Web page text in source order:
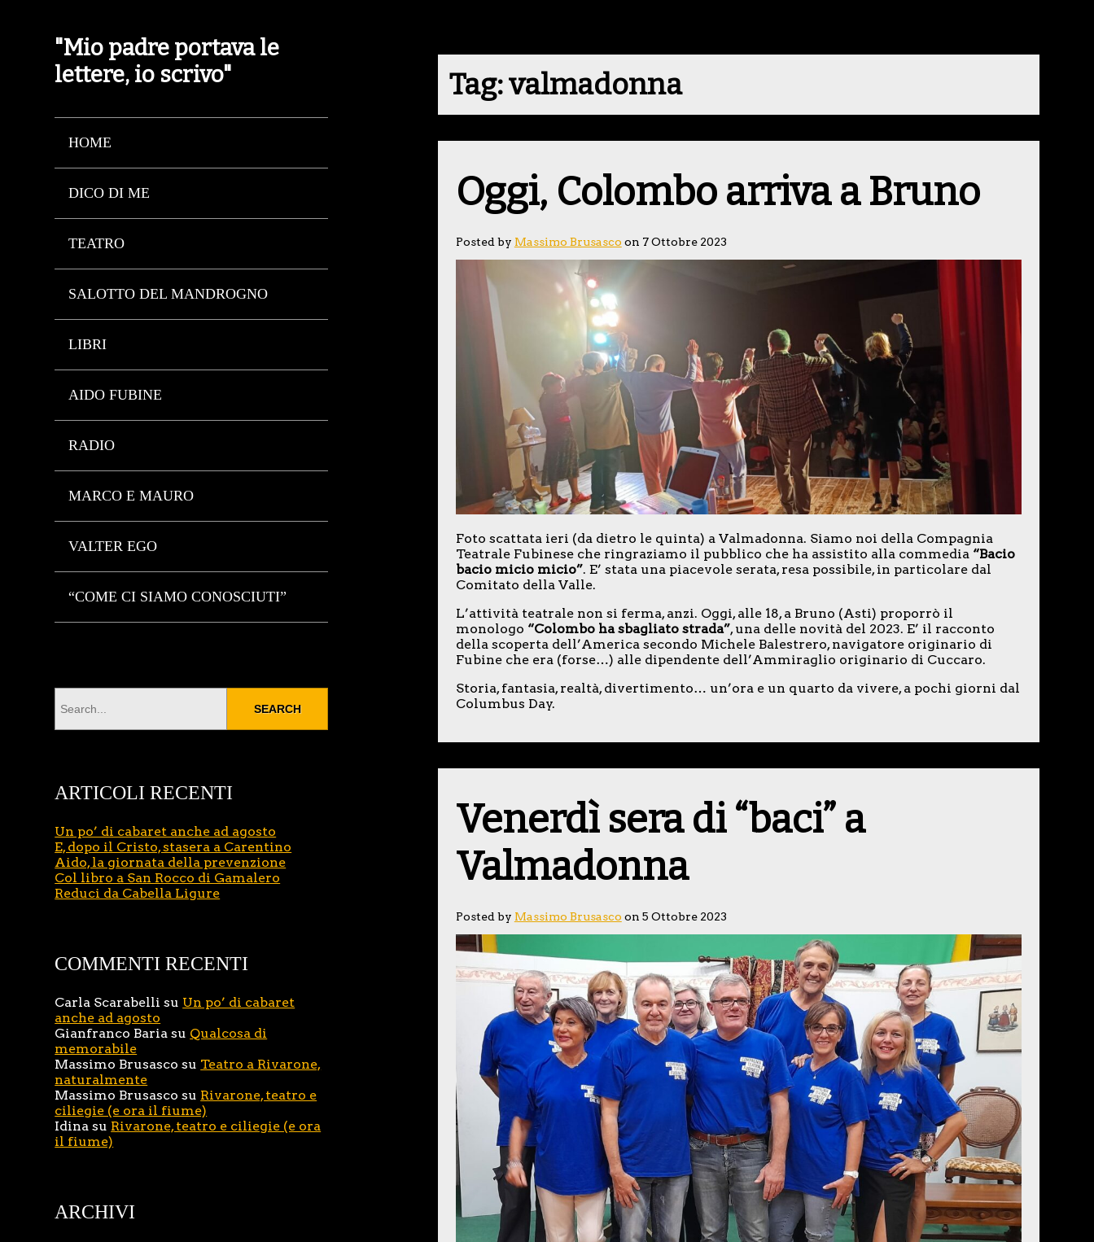
"Mio padre portava le
lettere, io scrivo"
HOME
DICO DI ME
TEATRO
SALOTTO DEL MANDROGNO
LIBRI
AIDO FUBINE
RADIO
MARCO E MAURO
VALTER EGO
“COME CI SIAMO CONOSCIUTI”
Tag:valmadonna
Oggi, Colombo arriva a Bruno
Posted by Massimo Brusasco on 7 Ottobre 2023
Foto scattata ieri (da dietro le quinta) a Valmadonna. Siamo noi della Compagnia
Teatrale Fubinese che ringraziamo il pubblico che ha assistito alla commedia “Bacio
bacio micio micio”. E’ stata una piacevole serata, resa possibile, in particolare dal
Comitato della Valle.
L’attività teatrale non si ferma, anzi. Oggi, alle 18, a Bruno (Asti) proporrò il
monologo “Colombo ha sbagliato strada”, una delle novità del 2023. E’ il racconto
della scoperta dell’America secondo Michele Balestrero, navigatore originario di
Fubine che era (forse…) alle dipendente dell’Ammiraglio originario di Cuccaro.
Storia, fantasia, realtà, divertimento… un’ora e un quarto da vivere, a pochi giorni dal
Columbus Day.
Venerdì sera di “baci” a
Valmadonna
Posted by Massimo Brusasco on 5 Ottobre 2023
ARTICOLI RECENTI
Un po’ di cabaret anche ad agosto
E, dopo il Cristo, stasera a Carentino
Aido, la giornata della prevenzione
Col libro a San Rocco di Gamalero
Reduci da Cabella Ligure
COMMENTI RECENTI
Carla Scarabelli su Un po’ di cabaret
anche ad agosto
Gianfranco Baria su Qualcosa di
memorabile
Massimo Brusasco su Teatro a Rivarone,
naturalmente
Massimo Brusasco su Rivarone, teatro e
ciliegie (e ora il fiume)
Idina su Rivarone, teatro e ciliegie (e ora
il fiume)
ARCHIVI